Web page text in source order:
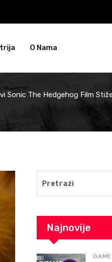
O Nama
Sonic The Hedgehog Film
Najnovije